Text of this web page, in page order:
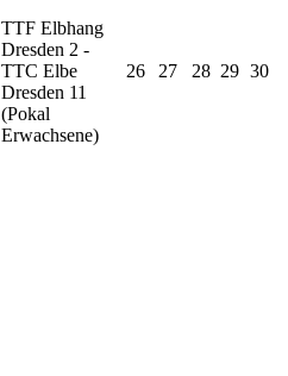
TTF Elbhang
Dresden 2 -
TTC Elbe
Dresden 11
(Pokal
Erwachsene)
26 27 28 29 30